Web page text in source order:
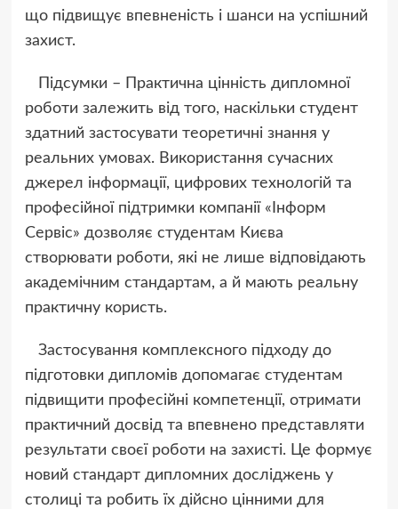
що підвищує впевненість і шанси на успішний
захист.
Підсумки – Практична цінність дипломної
роботи залежить від того, наскільки студент
здатний застосувати теоретичні знання у
реальних умовах. Використання сучасних
джерел інформації, цифрових технологій та
професійної підтримки компанії «Інформ
Сервіс» дозволяє студентам Києва
створювати роботи, які не лише відповідають
академічним стандартам, а й мають реальну
практичну користь.
Застосування комплексного підходу до
підготовки дипломів допомагає студентам
підвищити професійні компетенції, отримати
практичний досвід та впевнено представляти
результати своєї роботи на захисті. Це формує
новий стандарт дипломних досліджень у
столиці та робить їх дійсно цінними для